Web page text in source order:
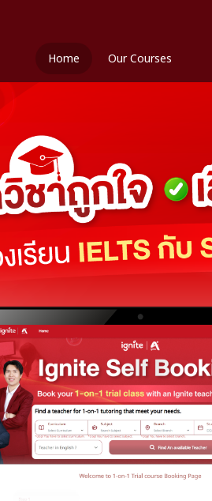
Home Our Courses